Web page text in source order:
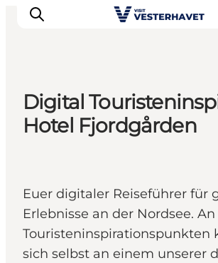
Events
Erlebnisse
Tickets kaufen
Plane deine Reise
Digital
Hotel Fjordgården
Euer digitaler Reiseführer für
Erlebnisse an der Nordsee.
Touristeninspirationspunkten
sich selbst an einem unserer